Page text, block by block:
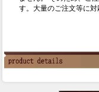
す。大量のご注文等に